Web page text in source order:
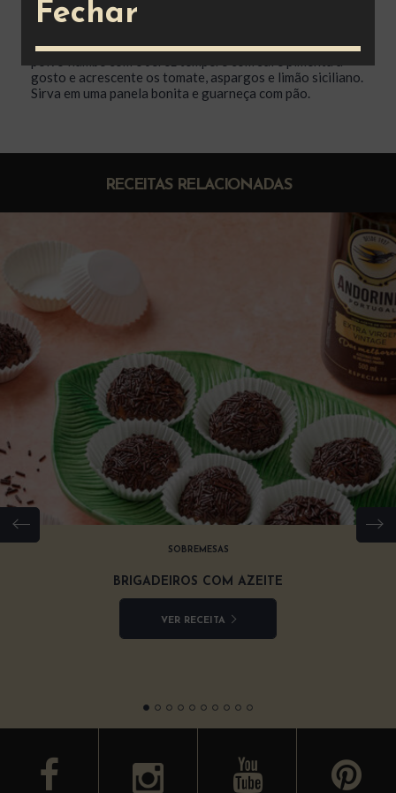
Em uma frigideira colocar o azeite, as folhas de louro, a
colocar o polvo já cortado e saltear, assim q dourar o
gosto e acrescente os tomate, aspargos e limão siciliano.
Sirva em uma panela bonita e guarneça com pão.
RECEITAS RELACIONADAS
SOBREMESAS
BRIGADEIROS COM AZEITE
VER RECEITA
facebook youtube
Fechar